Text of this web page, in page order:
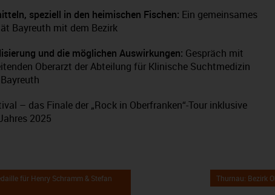
speziell in den heimischen Fischen: Ein gemeinsames
Bayreuth mit dem Bezirk
und die möglichen Auswirkungen: Gespräch mit
Oberarzt der Abteilung für Klinische Suchtmedizin
– das Finale der „Rock in Oberfranken“-Tour inklusive
2025
für Henry Schramm & Stefan
Thurnau: Bezirk